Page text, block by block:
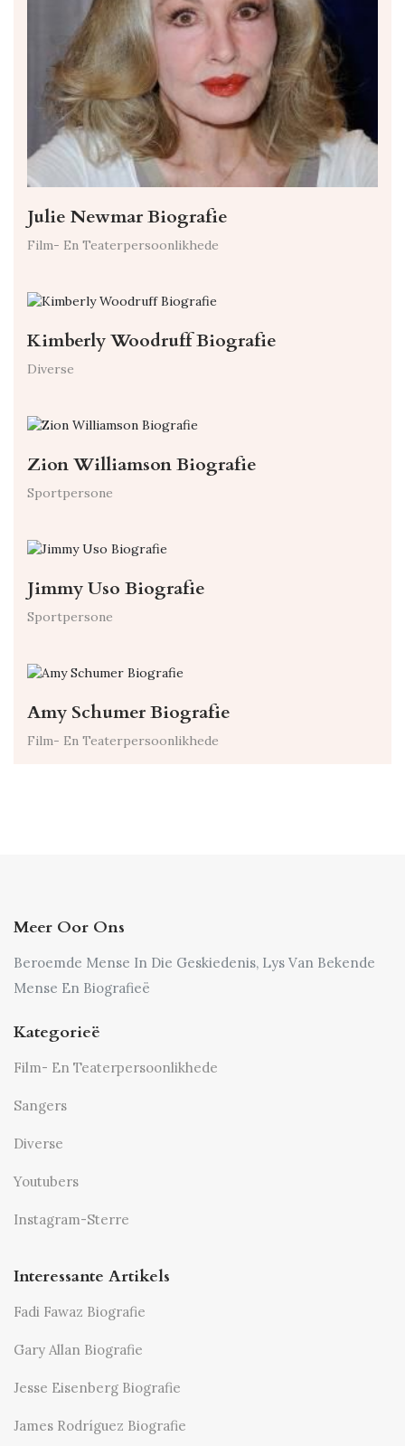
Julie Newmar Biografie
Film- En Teaterpersoonlikhede
Kimberly Woodruff Biografie
Diverse
Zion Williamson Biografie
Sportpersone
Jimmy Uso Biografie
Sportpersone
Amy Schumer Biografie
Film- En Teaterpersoonlikhede
Meer Oor Ons
Beroemde Mense In Die Geskiedenis, Lys Van Bekende
Mense En Biografieë
Kategorieë
Film- En Teaterpersoonlikhede
Sangers
Diverse
Youtubers
Instagram-Sterre
Interessante Artikels
Fadi Fawaz Biografie
Gary Allan Biografie
Jesse Eisenberg Biografie
James Rodríguez Biografie